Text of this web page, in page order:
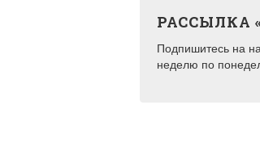
РАССЫЛКА
Подпишитесь на
неделю по